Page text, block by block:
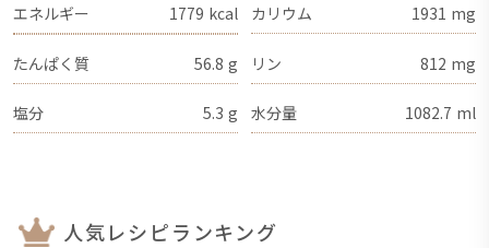
エネルギー 1779 kcal カリウム 1931 mg
たんぱく質 56.8 g リン 812 mg
塩分 5.3 g 水分量 1082.7 ml
人気レシピランキング